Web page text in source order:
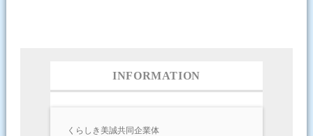
INFORMATION
くらしき美誠共同企業体